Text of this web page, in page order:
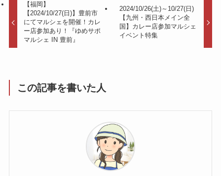
【福岡】
【2024/10/27(日)】豊前市
にてマルシェを開催！カレ
ー店参加あり！『ゆめサポ
マルシェ IN 豊前』
2024/10/26(土)～10/27(日)
【九州・西日本メイン全
国】カレー店参加マルシェ
イベント特集
この記事を書いた人